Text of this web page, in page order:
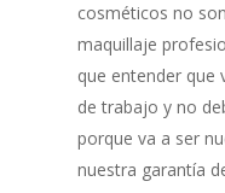
cosméticos no
maquillaje
que entender que
de trabajo y no
porque va a ser
nuestra garantía